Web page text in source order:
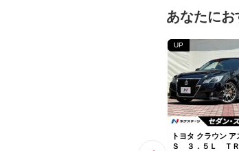
あなたに
UP
トヨタ クラウン ア
Ｓ ３．５Ｌ ＴＲ